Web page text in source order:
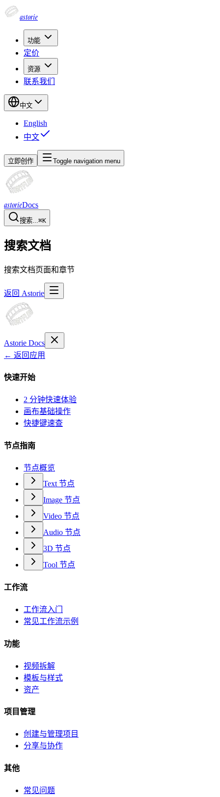
astorie
功能
定价
资源
联系我们
中文
English
中文
立即创作 Toggle navigation menu
astorieDocs
搜索...⌘K
搜索文档
搜索文档页面和章节
返回 Astorie
Astorie Docs
← 返回应用
快速开始
2 分钟快速体验
画布基础操作
快捷键速查
节点指南
节点概览
Text 节点
Image 节点
Video 节点
Audio 节点
3D 节点
Tool 节点
工作流
工作流入门
常见工作流示例
功能
视频拆解
模板与样式
资产
项目管理
创建与管理项目
分享与协作
其他
常见问题